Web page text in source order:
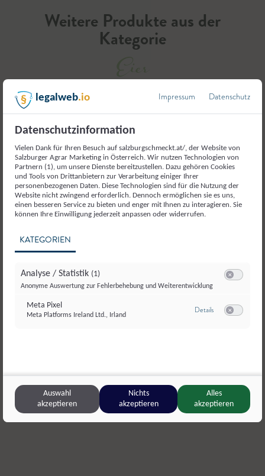
Weitere Produkte aus der
Kategorie
Eier
Huberbauer - SalzburgerLand Ei,Schleedorf
Eier
Eier
legalweb.io Impressum Datenschutz
Datenschutzinformation
Vielen Dank für Ihren Besuch auf salzburgschmeckt.at/, der Website von
Salzburger Agrar Marketing in Österreich. Wir nutzen Technologien von
Partnern (1), um unsere Dienste bereitzustellen. Dazu gehören Cookies
und Tools von Drittanbietern zur Verarbeitung einiger Ihrer
personenbezogenen Daten. Diese Technologien sind für die Nutzung der
Website nicht zwingend erforderlich. Dennoch ermöglichen sie es uns,
einen besseren Service zu bieten und enger mit Ihnen zu interagieren. Sie
können Ihre Einwilligung jederzeit anpassen oder widerrufen.
KATEGORIEN
Analyse / Statistik (1)
Anonyme Auswertung zur Fehlerbehebung und Weiterentwicklung
Meta Pixel
Meta Platforms Ireland Ltd., Irland
Detailszu Meta Pixel
Auswahl
akzeptieren
Nichts
akzeptieren
Alles
akzeptieren